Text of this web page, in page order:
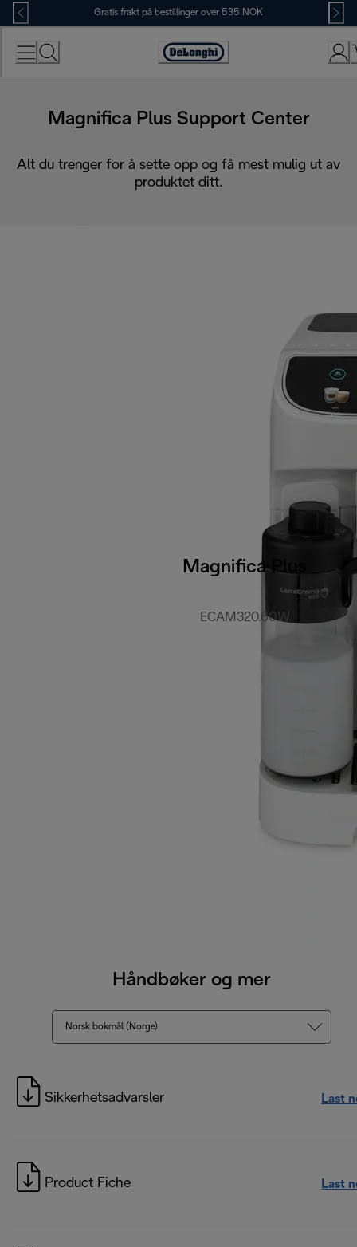
Skip
to
Content
Gratis frakt på bestillinger over 535 NOK
Accessibility
Magnifica Plus Support Center
Alt du trenger for å sette opp og få mest mulig ut av
produktet ditt.
Magnifica Plus
ECAM320.60.W
Håndbøker og mer
Norsk bokmål (Norge)
Sikkerhetsadvarsler Last
Product Fiche Last